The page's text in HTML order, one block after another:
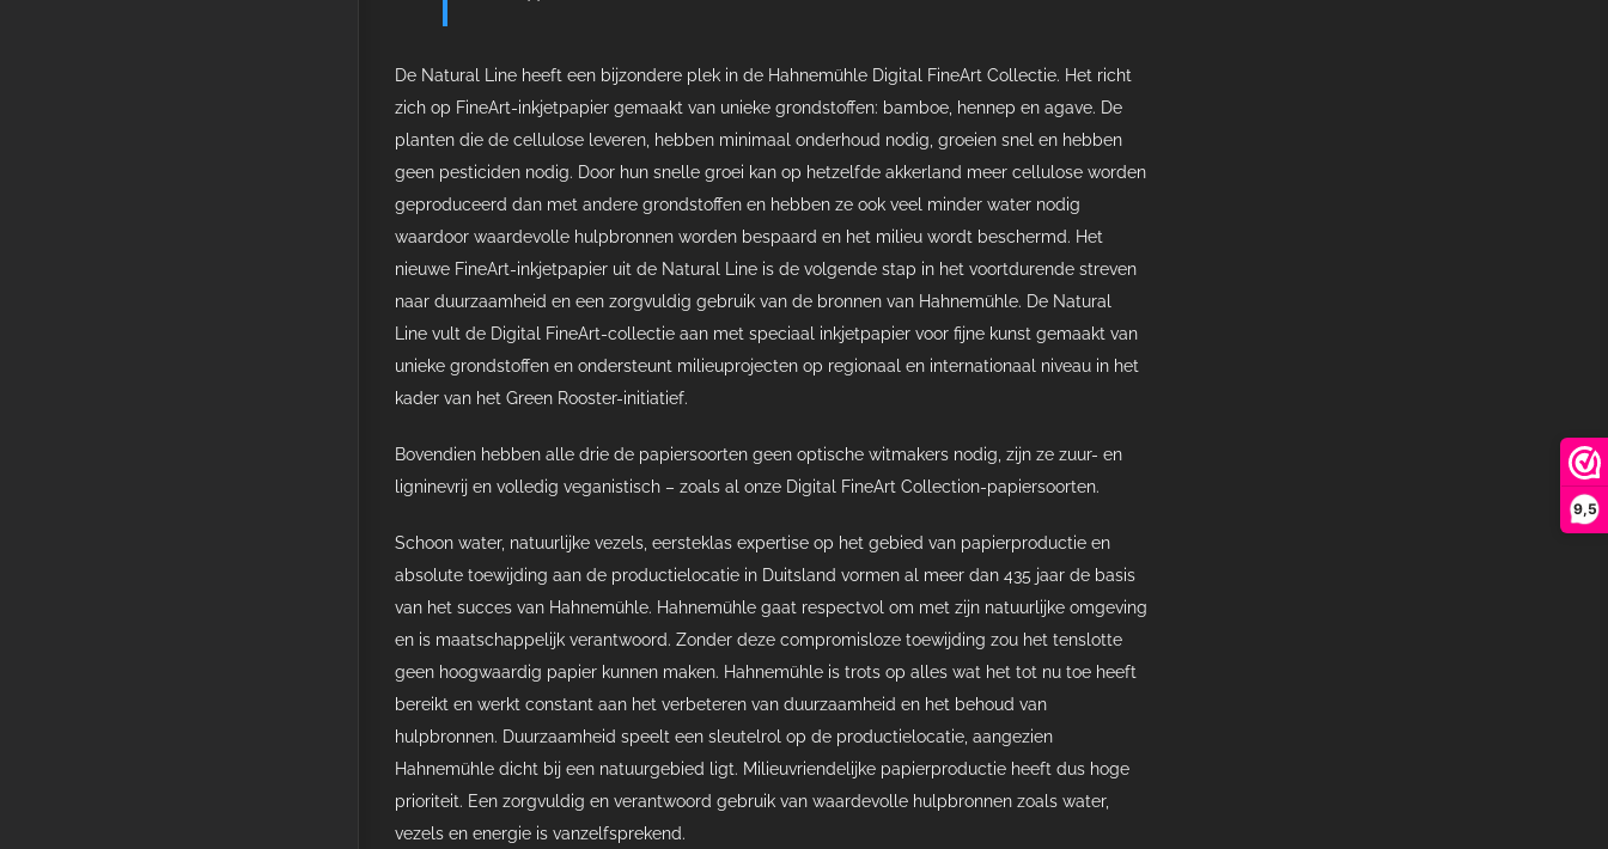
9,5
De Natural Line heeft een bijzondere plek in de Hahnemühle Digital FineArt Collectie. Het richt
zich op FineArt-inkjetpapier gemaakt van unieke grondstoffen: bamboe, hennep en agave. De
planten die de cellulose leveren, hebben minimaal onderhoud nodig, groeien snel en hebben
geen pesticiden nodig. Door hun snelle groei kan op hetzelfde akkerland meer cellulose worden
geproduceerd dan met andere grondstoffen en hebben ze ook veel minder water nodig
waardoor waardevolle hulpbronnen worden bespaard en het milieu wordt beschermd. Het
nieuwe FineArt-inkjetpapier uit de Natural Line is de volgende stap in het voortdurende streven
naar duurzaamheid en een zorgvuldig gebruik van de bronnen van Hahnemühle. De Natural
Line vult de Digital FineArt-collectie aan met speciaal inkjetpapier voor fijne kunst gemaakt van
unieke grondstoffen en ondersteunt milieuprojecten op regionaal en internationaal niveau in het
kader van het Green Rooster-initiatief.
Bovendien hebben alle drie de papiersoorten geen optische witmakers nodig, zijn ze zuur- en
ligninevrij en volledig veganistisch – zoals al onze Digital FineArt Collection-papiersoorten.
Schoon water, natuurlijke vezels, eersteklas expertise op het gebied van papierproductie en
absolute toewijding aan de productielocatie in Duitsland vormen al meer dan 435 jaar de basis
van het succes van Hahnemühle. Hahnemühle gaat respectvol om met zijn natuurlijke omgeving
en is maatschappelijk verantwoord. Zonder deze compromisloze toewijding zou het tenslotte
geen hoogwaardig papier kunnen maken. Hahnemühle is trots op alles wat het tot nu toe heeft
bereikt en werkt constant aan het verbeteren van duurzaamheid en het behoud van
hulpbronnen. Duurzaamheid speelt een sleutelrol op de productielocatie, aangezien
Hahnemühle dicht bij een natuurgebied ligt. Milieuvriendelijke papierproductie heeft dus hoge
prioriteit. Een zorgvuldig en verantwoord gebruik van waardevolle hulpbronnen zoals water,
vezels en energie is vanzelfsprekend.